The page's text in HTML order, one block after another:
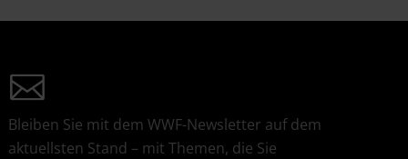
Bleiben Sie mit dem WWF-Newsletter auf dem
aktuellsten Stand – mit Themen, die Sie